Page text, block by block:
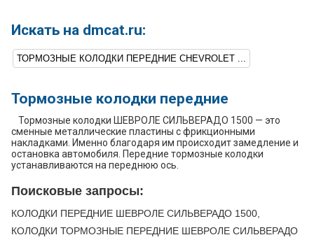
Искать на dmcat.ru:
ТОРМОЗНЫЕ КОЛОДКИ ПЕРЕДНИЕ CHEVROLET ...
Тормозные колодки передние
Тормозные колодки ШЕВРОЛЕ СИЛЬВЕРАДО 1500 — это
сменные металлические пластины с фрикционными
накладками. Именно благодаря им происходит замедление и
остановка автомобиля. Передние тормозные колодки
устанавливаются на переднюю ось.
Поисковые запросы:
КОЛОДКИ ПЕРЕДНИЕ ШЕВРОЛЕ СИЛЬВЕРАДО 1500,
КОЛОДКИ ТОРМОЗНЫЕ ПЕРЕДНИЕ ШЕВРОЛЕ СИЛЬВЕРАДО